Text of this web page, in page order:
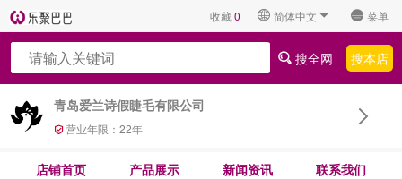
收藏0 简体中文 菜单
青岛爱兰诗假睫毛有限公司
营业年限： 22年
搜全网 搜本店
店铺首页 产品展示 新闻资讯 联系我们